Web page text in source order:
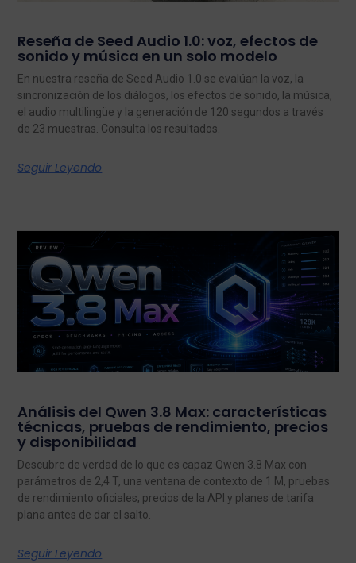
Reseña de Seed Audio 1.0: voz, efectos de
sonido y música en un solo modelo
En nuestra reseña de Seed Audio 1.0 se evalúan la voz, la
sincronización de los diálogos, los efectos de sonido, la música,
el audio multilingüe y la generación de 120 segundos a través
de 23 muestras. Consulta los resultados.
Seguir Leyendo
Análisis del Qwen 3.8 Max: características
técnicas, pruebas de rendimiento, precios
y disponibilidad
Descubre de verdad de lo que es capaz Qwen 3.8 Max con
parámetros de 2,4 T, una ventana de contexto de 1 M, pruebas
de rendimiento oficiales, precios de la API y planes de tarifa
plana antes de dar el salto.
Seguir Leyendo